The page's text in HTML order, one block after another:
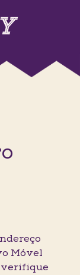
Móvel
verifique